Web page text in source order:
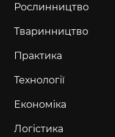
Рослинництво
Тваринництво
Практика
Технології
Економіка
Логістика